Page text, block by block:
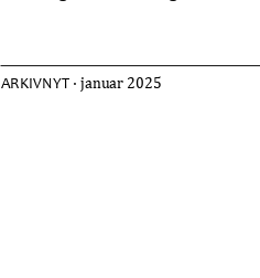
ARKIVNYT · januar 2025